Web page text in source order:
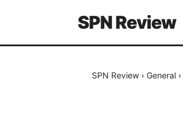
SPN Review
SPN Review › General ›